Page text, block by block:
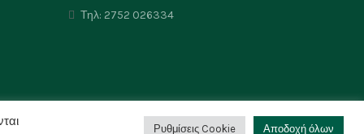
Τηλ: 2752 026334
Ρυθμίσεις Cookie Αποδοχή όλων